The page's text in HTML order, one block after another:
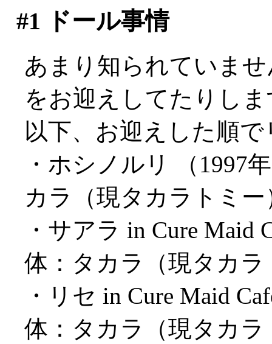
#1 ドール事情
あまり知られていま
をお迎えしてたりし
以下、お迎えした順
・ホシノルリ （1997
カラ（現タカラトミ
・サアラ in Cure
体：タカラ（現タカラ
・リセ in Cure Maid
体：タカラ（現タカラ